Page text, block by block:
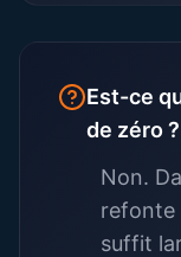
Est-ce
de zéro ?
Non.
refonte
suffit